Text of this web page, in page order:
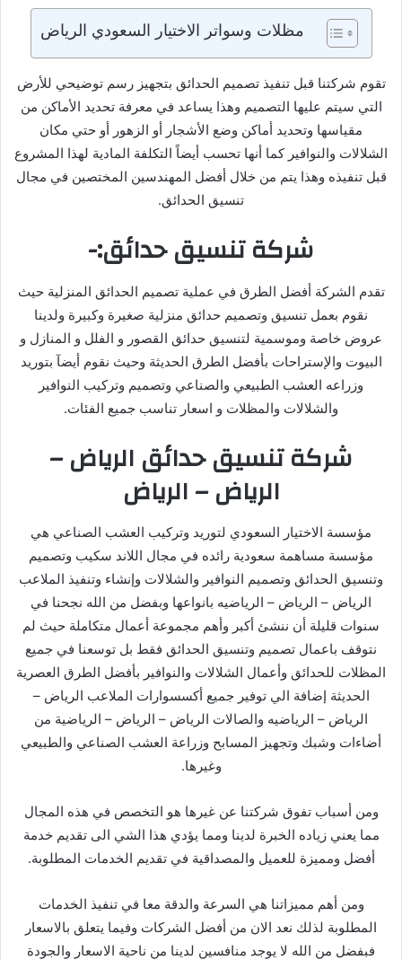
مظلات وسواتر الاختيار السعودي الرياض
تقوم شركتنا قبل تنفيذ تصميم الحدائق بتجهيز رسم توضيحي للأرض
التي سيتم عليها التصميم وهذا يساعد في معرفة تحديد الأماكن من
مقياسها وتحديد أماكن وضع الأشجار أو الزهور أو حتي مكان
الشلالات والنوافير كما أنها تحسب أيضاً التكلفة المادية لهذا المشروع
قبل تنفيذه وهذا يتم من خلال أفضل المهندسين المختصين في مجال
تنسيق الحدائق.
شركة تنسيق حدائق:-
تقدم الشركة أفضل الطرق في عملية تصميم الحدائق المنزلية حيث
نقوم بعمل تنسيق وتصميم حدائق منزلية صغيرة وكبيرة ولدينا
عروض خاصة وموسمية لتنسيق حدائق القصور و الفلل و المنازل و
البيوت والإستراحات بأفضل الطرق الحديثة وحيث نقوم أيضآ بتوريد
وزراعه العشب الطبيعي والصناعي وتصميم وتركيب النوافير
والشلالات والمظلات و اسعار تناسب جميع الفئات.
شركة تنسيق حدائق الرياض –
الرياض – الرياض
مؤسسة الاختيار السعودي لتوريد وتركيب العشب الصناعي هي
مؤسسة مساهمة سعودية رائده في مجال اللاند سكيب وتصميم
وتنسيق الحدائق وتصميم النوافير والشلالات وإنشاء وتنفيذ الملاعب
الرياض – الرياض – الرياضيه بانواعها وبفضل من الله نجحنا في
سنوات قليلة أن ننشئ أكبر وأهم مجموعة أعمال متكاملة حيث لم
نتوقف باعمال تصميم وتنسيق الحدائق فقط بل توسعنا في جميع
المظلات للحدائق وأعمال الشلالات والنوافير بأفضل الطرق العصرية
الحديثة إضافة الي توفير جميع أكسسوارات الملاعب الرياض –
الرياض – الرياضيه والصالات الرياض – الرياض – الرياضية من
أضاءات وشبك وتجهيز المسابح وزراعة العشب الصناعي والطبيعي
وغيرها.
ومن أسباب تفوق شركتنا عن غيرها هو التخصص في هذه المجال
مما يعني زياده الخبرة لدينا ومما يؤدي هذا الشي الى تقديم خدمة
أفضل ومميزة للعميل والمصداقية في تقديم الخدمات المطلوبة.
ومن أهم مميزاتنا هي السرعة والدقة معا في تنفيذ الخدمات
المطلوبة لذلك نعد الان من أفضل الشركات وفيما يتعلق بالاسعار
فبفضل من الله لا يوجد منافسين لدينا من ناحية الاسعار والجودة